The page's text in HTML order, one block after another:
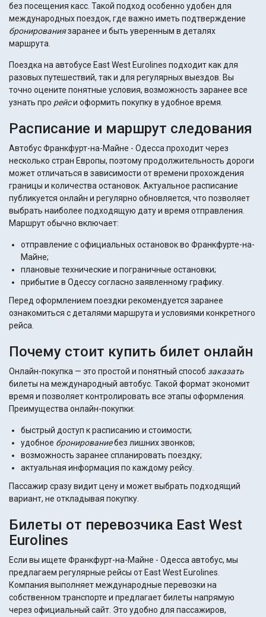
без посещения касс. Такой подход особенно удобен для
международных поездок, где важно иметь подтверждение
бронированиязаранее и быть уверенным в деталях
маршрута.
Поездка на автобусе East West Eurolines подходит как для
разовых путешествий, так и для регулярных выездов. Вы
точно оцените понятные условия, возможность заранее все
узнать про рейси оформить покупку в удобное время.
Расписание и маршрут следования
Автобус Франкфурт-на-Майне - Одесса проходит через
несколько стран Европы, поэтому продолжительность дороги
может отличаться в зависимости от времени прохождения
границы и количества остановок. Актуальное расписание
публикуется онлайн и регулярно обновляется, что позволяет
выбрать наиболее подходящую дату и время отправления.
Маршрут обычно включает:
отправление с официальных остановок во Франкфурте-на-
Майне;
плановые технические и пограничные остановки;
прибытие в Одессу согласно заявленному графику.
Перед оформлением поездки рекомендуется заранее
ознакомиться с деталями маршрута и условиями конкретного
рейса.
Почему стоит купить билет онлайн
Онлайн-покупка — это простой и понятный способ заказать
билеты на международный автобус. Такой формат экономит
время и позволяет контролировать все этапы оформления.
Преимущества онлайн-покупки:
быстрый доступ к расписанию и стоимости;
удобное бронированиебез лишних звонков;
возможность заранее спланировать поездку;
актуальная информация по каждому рейсу.
Пассажир сразу видит цену и может выбрать подходящий
вариант, не откладывая покупку.
Билеты от перевозчика East West
Eurolines
Если вы ищете Франкфурт-на-Майне - Одесса автобус, мы
предлагаем регулярные рейсы от East West Eurolines.
Компания выполняет международные перевозки на
собственном транспорте и предлагает билеты напрямую
через официальный сайт. Это удобно для пассажиров,